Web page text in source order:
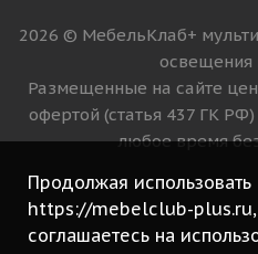
2026 © МебельКлаб+
освещения
Размещенные на сайте
офертой (статья 437 ГК
любое время
Продолжая использовать
https://mebelclub-
соглашаетесь на